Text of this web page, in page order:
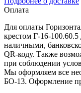
Оплата
Для оплаты
крестом Г-16-
наличными,
QR-коду. Также
при соблюдении
Мы оформляем все
БО-13. Оформление